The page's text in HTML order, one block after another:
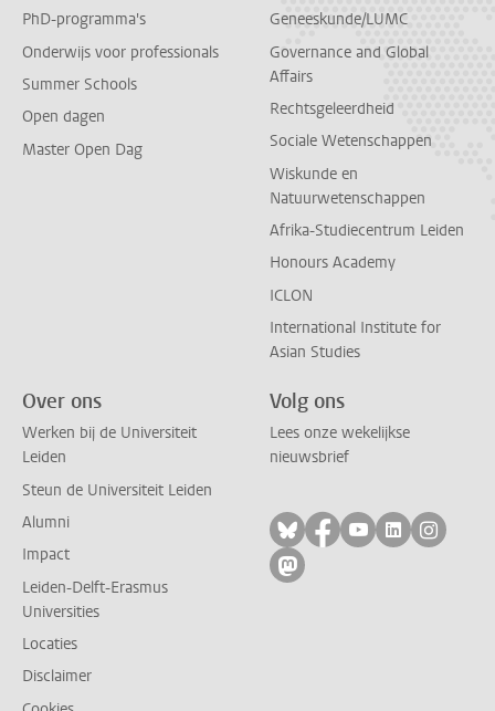
PhD-programma's
Onderwijs voor professionals
Summer Schools
Open dagen
Master Open Dag
Geneeskunde/LUMC
Governance and Global
Affairs
Rechtsgeleerdheid
Sociale Wetenschappen
Wiskunde en
Natuurwetenschappen
Afrika-Studiecentrum Leiden
Honours Academy
ICLON
International Institute for
Asian Studies
Over ons
Werken bij de Universiteit
Leiden
Steun de Universiteit Leiden
Alumni
Impact
Leiden-Delft-Erasmus
Universities
Locaties
Disclaimer
Volg ons
Lees onze wekelijkse
nieuwsbrief
Volg ons op bluesky
Volg ons op
Volg ons op
Volg ons
Volg
Volg ons op mastodon